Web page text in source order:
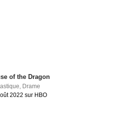
of the Dragon
, Drame
2022 sur HBO